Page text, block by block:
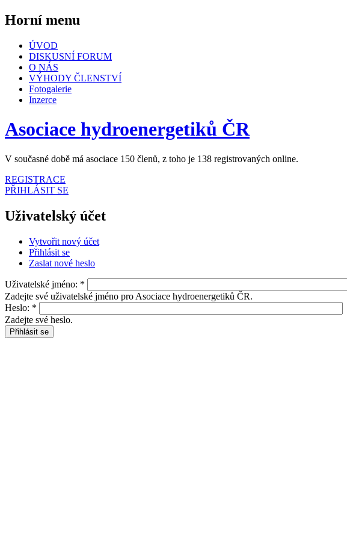
Horní menu
ÚVOD
DISKUSNÍ FORUM
O NÁS
VÝHODY ČLENSTVÍ
Fotogalerie
Inzerce
Asociace hydroenergetiků ČR
V současné době má asociace 150 členů, z toho je 138 registrovaných online.
REGISTRACE
PŘIHLÁSIT SE
Uživatelský účet
Vytvořit nový účet
Přihlásit se
Zaslat nové heslo
Uživatelské jméno: *
Zadejte své uživatelské jméno pro Asociace hydroenergetiků ČR.
Heslo: *
Zadejte své heslo.